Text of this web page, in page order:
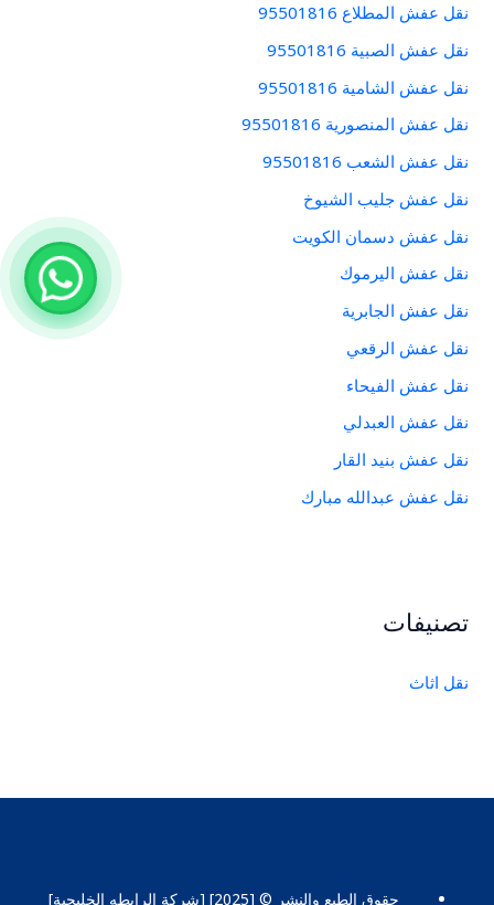
نقل عفش المطلاع 95501816
نقل عفش الصبية 95501816
نقل عفش الشامية 95501816
نقل عفش المنصورية 95501816
نقل عفش الشعب 95501816
نقل عفش جليب الشيوخ
نقل عفش دسمان الكويت
نقل عفش اليرموك
نقل عفش الجابرية
نقل عفش الرقعي
نقل عفش الفيحاء
نقل عفش العبدلي
نقل عفش بنيد القار
نقل عفش عبدالله مبارك
تصنيفات
نقل اثاث
حقوق الطبع والنشر © [2025] [شركة الرابطه الخليجية]